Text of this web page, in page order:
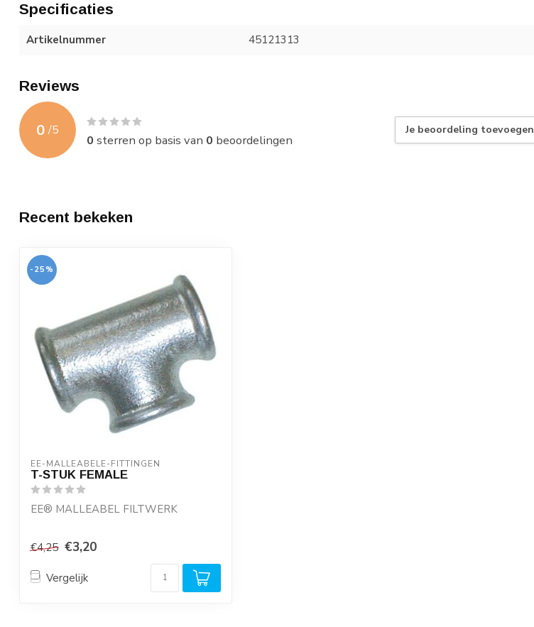
Specificaties
Artikelnummer 45121313
Reviews
0 /5
0 sterren op basis van 0 beoordelingen
Je beoordeling toevoegen
Recent bekeken
-25%
EE-MALLEABELE-FITTINGEN
T-STUK FEMALE
EE® MALLEABEL FILTWERK
onder ISO normering
€4,25 €3,20
Vergelijk